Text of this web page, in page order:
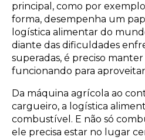
principal, como por exemplo
forma, desempenha um
logística alimentar do
diante das dificuldades
superadas, é preciso
funcionando para
Da máquina agrícola ao
cargueiro, a logística
combustível. E não só
ele precisa estar no lugar